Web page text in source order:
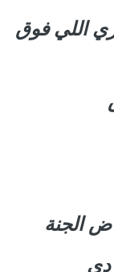
اللي فوق
الجنة
دي